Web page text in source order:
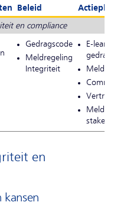
Beleid
en compliance
Gedragscode
Meldregeling
Integriteit
E-
en
kansen